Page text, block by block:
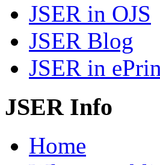
JSER in OJS
JSER Blog
JSER in
JSER Info
Home